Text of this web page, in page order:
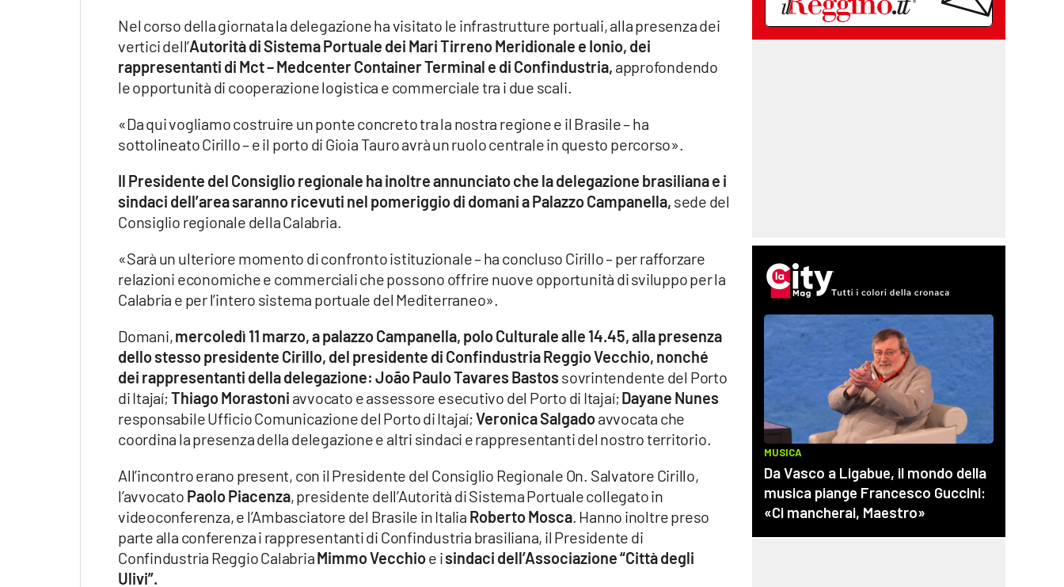
Nel corso della giornata la delegazione ha visitato le infrastrutture portuali, alla presenza dei
vertici dell’Autorità di Sistema Portuale dei Mari Tirreno Meridionale e Ionio, dei
rappresentanti di Mct – Medcenter Container Terminal e di Confindustria, approfondendo
le opportunità di cooperazione logistica e commerciale tra i due scali.
«Da qui vogliamo costruire un ponte concreto tra la nostra regione e il Brasile – ha
sottolineato Cirillo – e il porto di Gioia Tauro avrà un ruolo centrale in questo percorso».
Il Presidente del Consiglio regionale ha inoltre annunciato che la delegazione brasiliana e i
sindaci dell’area saranno ricevuti nel pomeriggio di domani a Palazzo Campanella, sede del
Consiglio regionale della Calabria.
«Sarà un ulteriore momento di confronto istituzionale – ha concluso Cirillo – per rafforzare
relazioni economiche e commerciali che possono offrire nuove opportunità di sviluppo per la
Calabria e per l’intero sistema portuale del Mediterraneo».
Domani,mercoledì 11 marzo, a palazzo Campanella, polo Culturale alle 14.45, alla presenza
dello stesso presidente Cirillo, del presidente di Confindustria Reggio Vecchio, nonché
dei rappresentanti della delegazione: João Paulo Tavares Bastos sovrintendente del Porto
di Itajaí;Thiago Morastoni avvocato e assessore esecutivo del Porto di Itajaí;Dayane Nunes
responsabile Ufficio Comunicazione del Porto di Itajaí;Veronica Salgadoavvocata che
coordina la presenza della delegazione e altri sindaci e rappresentanti del nostro territorio.
All’incontro erano present, con il Presidente del Consiglio Regionale On. Salvatore Cirillo,
l’avvocato Paolo Piacenza, presidente dell’Autorità di Sistema Portuale collegato in
videoconferenza, e l’Ambasciatore del Brasile in Italia Roberto Mosca. Hanno inoltre preso
parte alla conferenza i rappresentanti di Confindustria brasiliana, il Presidente di
Confindustria Reggio CalabriaMimmo Vecchioe isindaci dell’Associazione “Città degli
Ulivi”.